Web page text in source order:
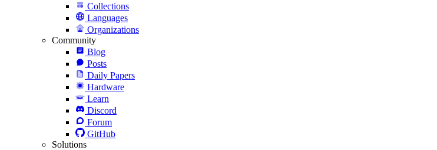
Collections
Languages
Organizations
Community
Blog
Posts
Daily Papers
Hardware
Learn
Discord
Forum
GitHub
Solutions